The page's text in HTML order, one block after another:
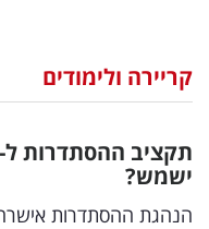
וצרכנות
דיגיטל
וטק
קריירה ולימודים
ישמש?
הנהגת ההסתדרות